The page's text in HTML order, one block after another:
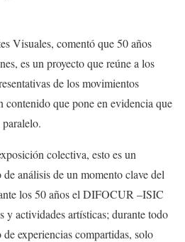
Visuales, comentó que50 años
, esun proyecto que reúne a los
de los movimientos
contenidoquepone en evidencia que
colectiva, esto esun
análisis de un momento clave del
los 50 años el DIFOCUR –ISIC
y actividades artísticas; durante todo
de experiencias compartidas, solo